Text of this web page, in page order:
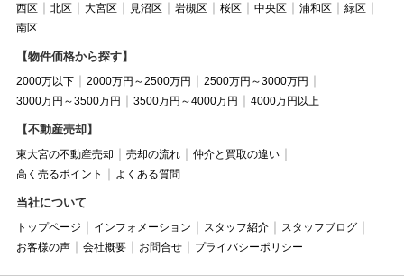
西区 北区 大宮区 見沼区 岩槻区 桜区 中央区 浦和区
緑区
南区
【物件価格から探す】
2000万以下 2000万円～2500万円
2500万円～3000万円
3000万円～3500万円
3500万円～4000万円 4000万円以上
【不動産売却】
東大宮の不動産売却 売却の流れ
仲介と買取の違い
高く売るポイント
よくある質問
当社について
トップページ インフォメーション スタッフ紹介
スタッフブログ
お客様の声
会社概要 お問合せ プライバシーポリシー